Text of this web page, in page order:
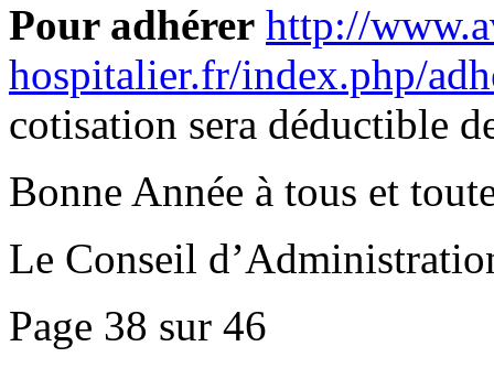
Pour adhérer http://
hospitalier.fr/index.php/
cotisation sera déductible
Bonne Année à tous et
Le Conseil
Page 38 sur 46